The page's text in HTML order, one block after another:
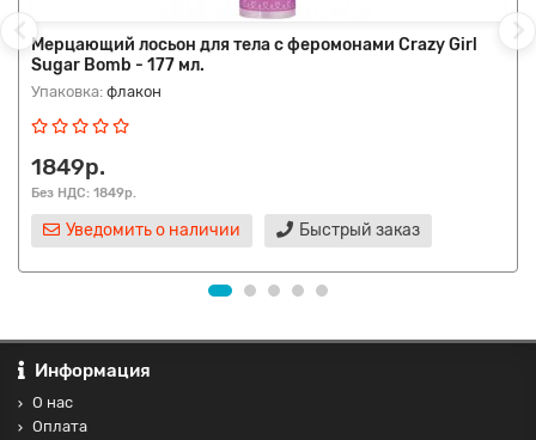
Мерцающий лосьон для тела с феромонами Crazy Girl
Sugar Bomb - 177 мл.
Упаковка: флакон
1849р.
Без НДС: 1849р.
Уведомить о наличии Быстрый заказ
Информация
О нас
Оплата